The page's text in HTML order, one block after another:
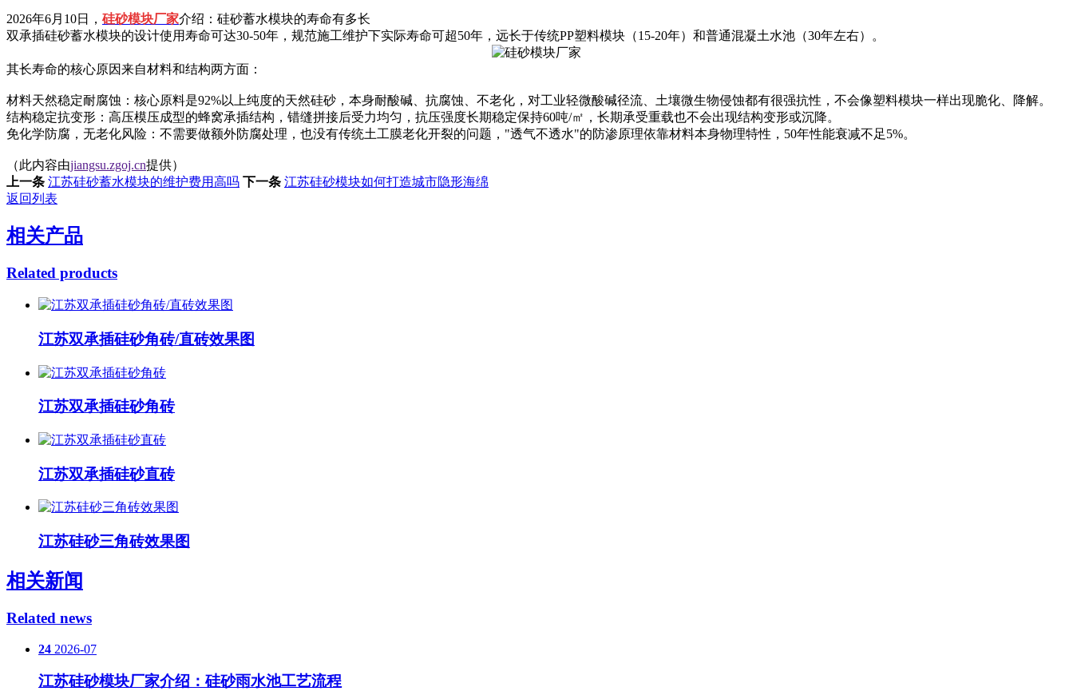
2026年6月10日， 硅砂模块厂家介绍：硅砂蓄水模块的寿命有多长
双承插硅砂蓄水模块的设计使用寿命可达30-50年，规范施工维护下实际寿命可超50年‌，远长于传统PP塑料模块（15-20年）和普通混凝土水池（30年左右）。
其长寿命的核心原因来自材料和结构两方面：
材料天然稳定耐腐蚀‌：核心原料是92%以上纯度的天然硅砂，本身耐酸碱、抗腐蚀、不老化，对工业轻微酸碱径流、土壤微生物侵蚀都有很强抗性，不会像塑料模块一样出现脆化、降解。
结构稳定抗变形‌：高压模压成型的蜂窝承插结构，错缝拼接后受力均匀，抗压强度长期稳定保持60吨/㎡，长期承受重载也不会出现结构变形或沉降。
免化学防腐，无老化风险‌：不需要做额外防腐处理，也没有传统土工膜老化开裂的问题，"透气不透水"的防渗原理依靠材料本身物理特性，50年性能衰减不足5%。
（此内容由jiangsu.zgoj.cn提供）
上一条 江苏硅砂蓄水模块的维护费用高吗 下一条 江苏硅砂模块如何打造城市隐形海绵
返回列表
相关产品
Related products
江苏双承插硅砂角砖/直砖效果图
江苏双承插硅砂角砖
江苏双承插硅砂直砖
江苏硅砂三角砖效果图
相关新闻
Related news
24 2026-07
江苏硅砂模块厂家介绍：硅砂雨水池工艺流程